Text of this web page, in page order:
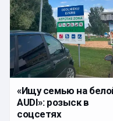
«Ищу семью на
AUDI»: розыск в
соцсетях